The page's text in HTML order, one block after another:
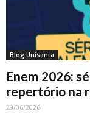
Blog Unisanta
Enem 2026:
repertório na
29/06/2026